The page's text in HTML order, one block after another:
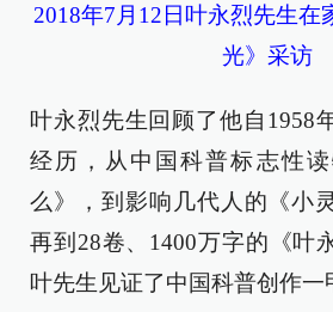
2018年7月12日叶永烈先生在
光》采访
叶永烈先生回顾了他自1958
经历，从中国科普标志性
么》，到影响几代人的《小
再到28卷、1400万字的《叶
叶先生见证了中国科普创作一